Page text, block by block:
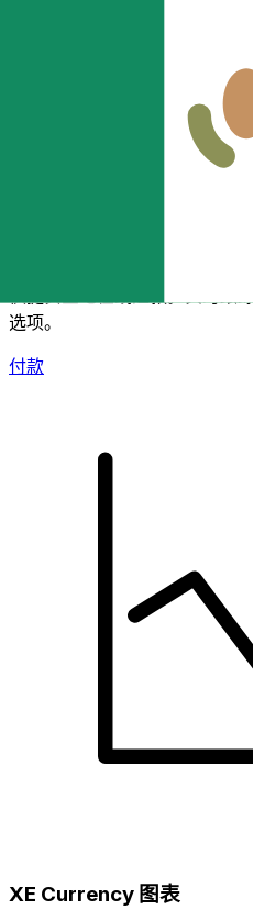
选项。
付款
XE Currency 图表